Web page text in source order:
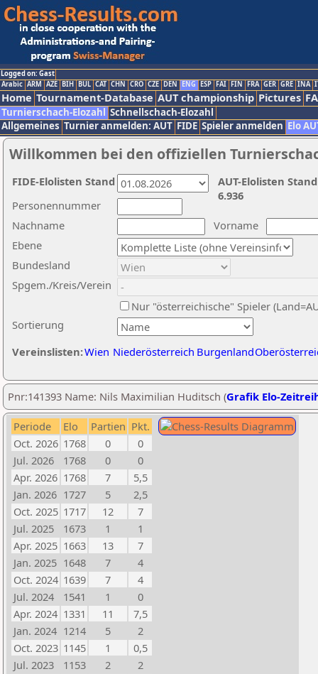
Logged on: Gast
Arabic ARM AZE BIH BUL CAT CHN CRO CZE DEN ENG ESP FAI FIN FRA GER GRE INA
Home Tournament-Database AUT championship Pictures
Turnierschach-Elozahl Schnellschach-Elozahl
Allgemeines Turnier anmelden: AUT FIDE Spieler anmelden Elo
Willkommen bei den offiziellen
Nachname
Vorname
Ebene
Sortierung
Personennummer
Bundesland
Spgem./Kreis/Verein
Nur "österreichische" Spieler
Vereinslisten:Wien Niederösterreich Burgenland
AUT-Elolisten
6.936
FIDE-Elolisten Stand
Pnr:141393 Name: Nils Maximilian Huditsch (Grafik Elo-
Periode Elo Partien Pkt.
Oct. 2026 1768 0
0
Jul. 2026
1768 0
0
Apr. 2026 1768 7
5,5
Jan. 2026 1727 5
2,5
Oct. 2025 1717 12
7
Jul. 2025
1673 1
1
Apr. 2025 1663 13
7
Jan. 2025 1648 7
4
Oct. 2024 1639 7
4
Jul. 2024
1541 1
0
Apr. 2024 1331 11
7,5
Jan. 2024 1214 5
2
Oct. 2023 1145 1
0,5
Jul. 2023
1153 2
2